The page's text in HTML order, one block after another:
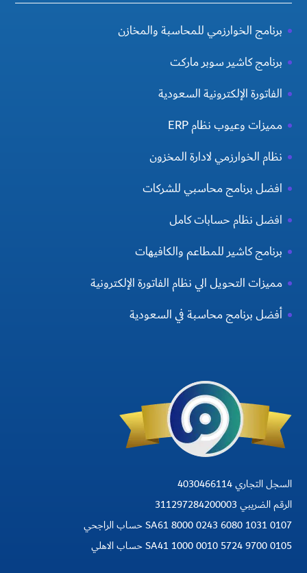
برنامج الخوارزمي للمحاسبة والمخازن
برنامج كاشير سوبر ماركت
الفاتورة الإلكترونية السعودية
مميزات وعيوب نظام ERP
نظام الخوارزمي لادارة المخزون
افضل برنامج محاسبي للشركات
افضل نظام حسابات كامل
برنامج كاشير للمطاعم والكافيهات
مميزات التحويل الي نظام الفاتورة الإلكترونية
أفضل برنامج محاسبة في السعودية
السجل التجاري 4030466114
الرقم الضريبي 311297284200003
SA61 8000 0243 6080 1031 0107 حساب الراجحي
SA41 1000 0010 5724 9700 0105 حساب الاهلي